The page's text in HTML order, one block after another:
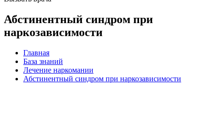
Абстинентный синдром при
наркозависимости
Главная
База знаний
Лечение наркомании
Абстинентный синдром при наркозависимости